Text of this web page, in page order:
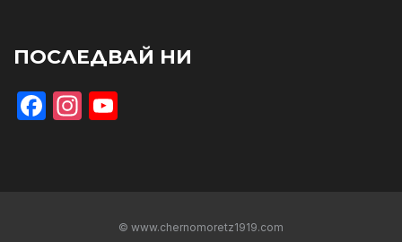
ПОСЛЕДВАЙ НИ
Facebook
Instagram
© www.chernomoretz1919.com